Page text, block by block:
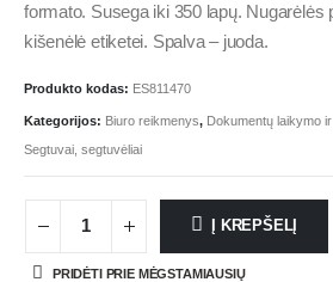
formato. Susega iki 350 lapų. Nugarėlės
kišenėlė etiketei. Spalva – juoda.
Produkto kodas: ES811470
Kategorijos: Biuro reikmenys, Dokumentų laikymo
Segtuvai, segtuvėliai
Į KREPŠELĮ
PRIDĖTI PRIE MĖGSTAMIAUSIŲ